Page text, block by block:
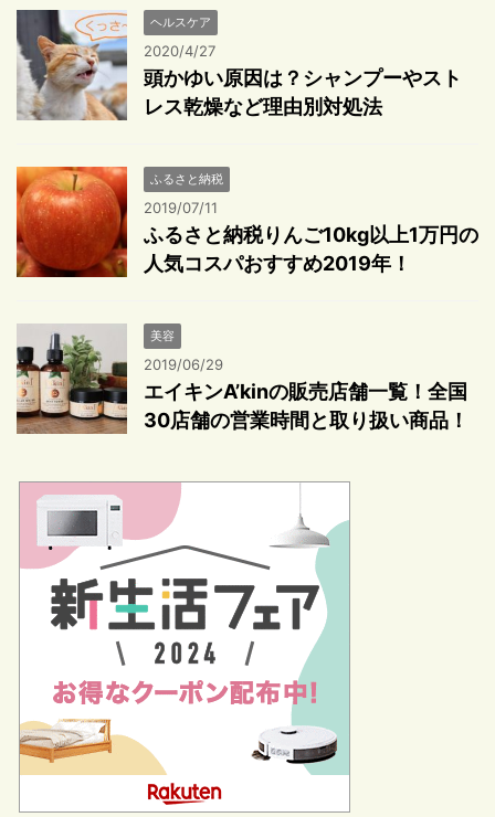
ヘルスケア
2020/4/27
頭かゆい原因は？シャンプーやスト
レス乾燥など理由別対処法
ふるさと納税
2019/07/11
ふるさと納税りんご10kg以上1万円の
人気コスパおすすめ2019年！
美容
2019/06/29
エイキンA’kinの販売店舗一覧！全国
30店舗の営業時間と取り扱い商品！